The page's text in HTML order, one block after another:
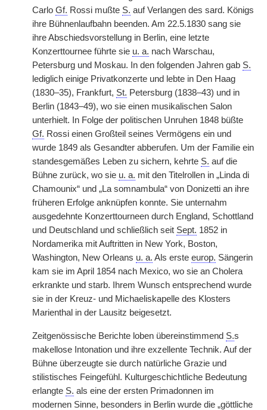
Carlo Gf. Rossi mußte S. auf Verlangen des sard. Königs
ihre Bühnenlaufbahn beenden. Am 22.5.1830 sang sie
ihre Abschiedsvorstellung in Berlin, eine letzte
Konzerttournee führte sie u. a. nach Warschau,
Petersburg und Moskau. In den folgenden Jahren gab S.
lediglich einige Privatkonzerte und lebte in Den Haag
(1830–35), Frankfurt, St. Petersburg (1838–43) und in
Berlin (1843–49), wo sie einen musikalischen Salon
unterhielt. In Folge der politischen Unruhen 1848 büßte
Gf. Rossi einen Großteil seines Vermögens ein und
wurde 1849 als Gesandter abberufen. Um der Familie ein
standesgemäßes Leben zu sichern, kehrte S. auf die
Bühne zurück, wo sie u. a. mit den Titelrollen in „Linda di
Chamounix“ und „La somnambula“ von Donizetti an ihre
früheren Erfolge anknüpfen konnte. Sie unternahm
ausgedehnte Konzerttourneen durch England, Schottland
und Deutschland und schließlich seit Sept. 1852 in
Nordamerika mit Auftritten in New York, Boston,
Washington, New Orleans u. a. Als erste europ. Sängerin
kam sie im April 1854 nach Mexico, wo sie an Cholera
erkrankte und starb. Ihrem Wunsch entsprechend wurde
sie in der Kreuz- und Michaeliskapelle des Klosters
Marienthal in der Lausitz beigesetzt.
Zeitgenössische Berichte loben übereinstimmend S.s
makellose Intonation und ihre exzellente Technik. Auf der
Bühne überzeugte sie durch natürliche Grazie und
stilistisches Feingefühl. Kulturgeschichtliche Bedeutung
erlangte S. als eine der ersten Primadonnen im
modernen Sinne, besonders in Berlin wurde die „göttliche